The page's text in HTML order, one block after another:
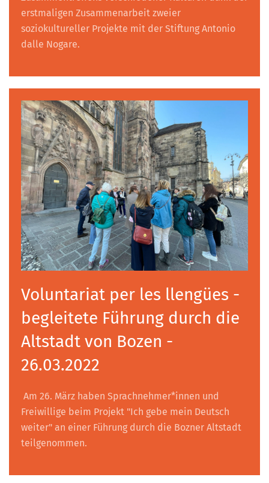
erstmaligen Zusammenarbeit zweier
soziokultureller Projekte mit der Stiftung Antonio
dalle Nogare.
Voluntariat per les llengües -
begleitete Führung durch die
Altstadt von Bozen -
26.03.2022
Am 26. März haben Sprachnehmer*innen und
Freiwillige beim Projekt "Ich gebe mein Deutsch
weiter" an einer Führung durch die Bozner Altstadt
teilgenommen.